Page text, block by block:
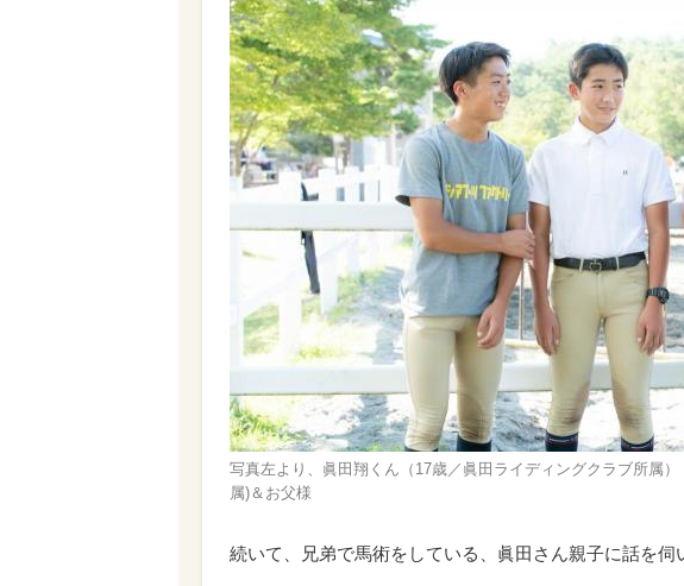
写真左より、眞田翔くん（17歳／眞田ライディングクラブ所属
属)＆お父様
続いて、兄弟で馬術をしている、眞田さん親子に話を伺